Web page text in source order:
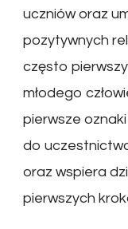
uczniów oraz
pozytywnych
często
młodego
pierwsze
do
oraz wspiera
pierwszych